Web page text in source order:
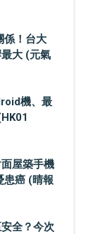
係！台大
大 (元氣
機、最
屋築手機
患癌 (晴報
全？今次